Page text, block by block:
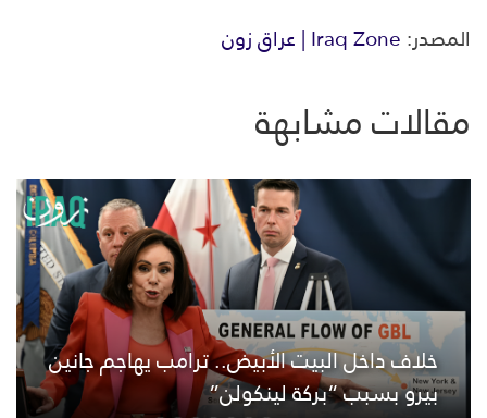
المصدر:Iraq Zone | عراق زون
مقالات مشابهة
خلاف داخل البيت الأبيض.. ترامب يهاجم جانين
بيرو بسبب “بركة لينكولن”